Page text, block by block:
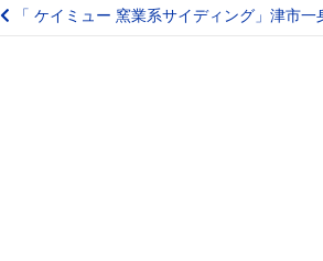
Post
「 ケイミュー 窯業系サイディング」津市